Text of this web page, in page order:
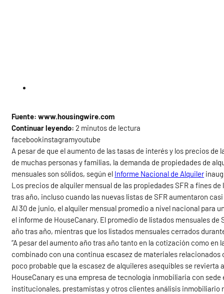
Fuente: www.housingwire.com
Continuar leyendo: 2 minutos de lectura
facebookinstagramyoutube
A pesar de que el aumento de las tasas de interés y los precios
de muchas personas y familias, la demanda de propiedades de
mensuales son sólidos, según el Informe Nacional de Alquiler
Los precios de alquiler mensual de las propiedades SFR a fines
tras año, incluso cuando las nuevas listas de SFR aumentaron
Al 30 de junio, el alquiler mensual promedio a nivel nacional para
el informe de HouseCanary. El promedio de listados mensuales
año tras año, mientras que los listados mensuales cerrados
“A pesar del aumento año tras año tanto en la cotización como
combinado con una continua escasez de materiales
poco probable que la escasez de alquileres asequibles se revierta
HouseCanary es una empresa de tecnología inmobiliaria con
institucionales, prestamistas y otros clientes análisis